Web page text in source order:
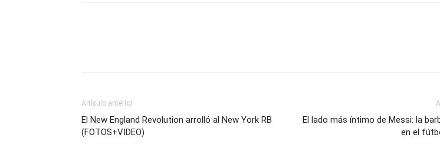
Artículo anterior
El New England Revolution arrolló al New York RB
(FOTOS+VIDEO)
El lado más íntimo de Messi: la
en el